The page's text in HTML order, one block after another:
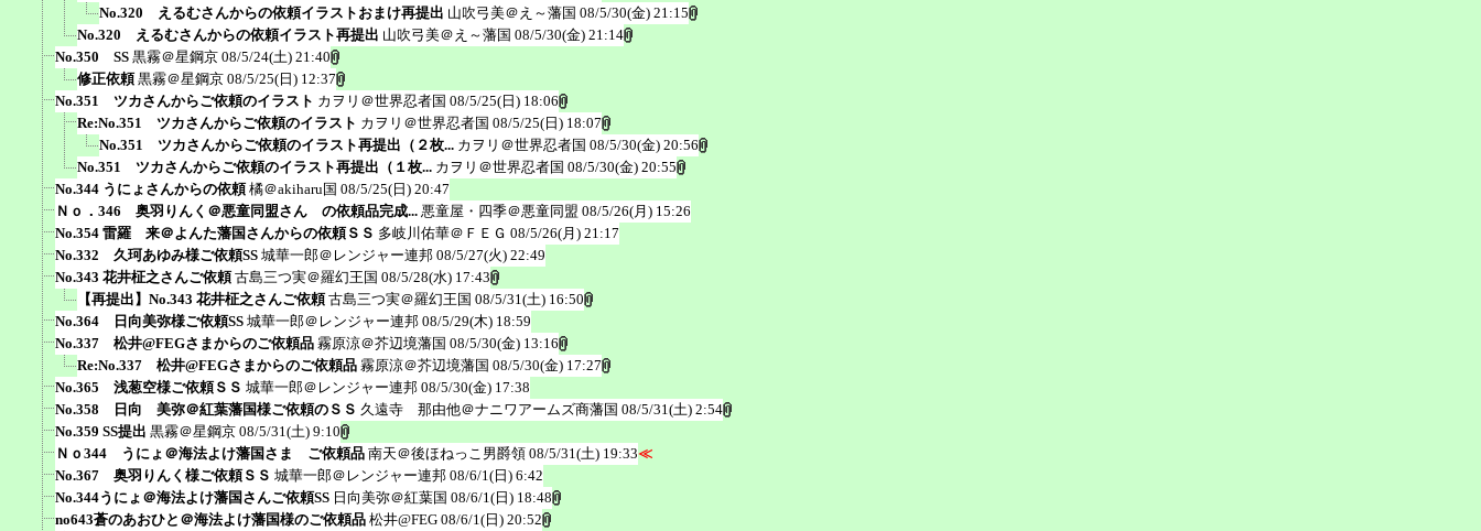
No.320 えるむさんからの依頼イラストおまけ再提出 山吹弓美＠え～藩国 08/5/30(金) 21:15
No.320 えるむさんからの依頼イラスト再提出 山吹弓美＠え～藩国 08/5/30(金) 21:14
No.350 SS 黒霧＠星鋼京 08/5/24(土) 21:40
修正依頼 黒霧＠星鋼京 08/5/25(日) 12:37
No.351 ツカさんからご依頼のイラスト カヲリ＠世界忍者国 08/5/25(日) 18:06
Re:No.351 ツカさんからご依頼のイラスト カヲリ＠世界忍者国 08/5/25(日) 18:07
No.351 ツカさんからご依頼のイラスト再提出（２枚... カヲリ＠世界忍者国 08/5/30(金) 20:56
No.351 ツカさんからご依頼のイラスト再提出（１枚... カヲリ＠世界忍者国 08/5/30(金) 20:55
No.344 うにょさんからの依頼 橘＠akiharu国 08/5/25(日) 20:47
Ｎｏ．346 奥羽りんく＠悪童同盟さん の依頼品完成... 悪童屋・四季＠悪童同盟 08/5/26(月) 15:26
No.354 雷羅 来＠よんた藩国さんからの依頼ＳＳ 多岐川佑華＠ＦＥＧ 08/5/26(月) 21:17
No.332 久珂あゆみ様ご依頼SS 城華一郎＠レンジャー連邦 08/5/27(火) 22:49
No.343 花井柾之さんご依頼 古島三つ実＠羅幻王国 08/5/28(水) 17:43
【再提出】No.343 花井柾之さんご依頼 古島三つ実＠羅幻王国 08/5/31(土) 16:50
No.364 日向美弥様ご依頼SS 城華一郎＠レンジャー連邦 08/5/29(木) 18:59
No.337 松井@FEGさまからのご依頼品 霧原涼＠芥辺境藩国 08/5/30(金) 13:16
Re:No.337 松井@FEGさまからのご依頼品 霧原涼＠芥辺境藩国 08/5/30(金) 17:27
No.365 浅葱空様ご依頼ＳＳ 城華一郎＠レンジャー連邦 08/5/30(金) 17:38
No.358 日向 美弥＠紅葉藩国様ご依頼のＳＳ 久遠寺 那由他＠ナニワアームズ商藩国 08/5/31(土) 2:54
No.359 SS提出 黒霧＠星鋼京 08/5/31(土) 9:10
Ｎｏ344 うにょ＠海法よけ藩国さま ご依頼品 南天＠後ほねっこ男爵領 08/5/31(土) 19:33≪
No.367 奥羽りんく様ご依頼ＳＳ 城華一郎＠レンジャー連邦 08/6/1(日) 6:42
No.344うにょ＠海法よけ藩国さんご依頼SS 日向美弥＠紅葉国 08/6/1(日) 18:48
no643蒼のあおひと＠海法よけ藩国様のご依頼品 松井@FEG 08/6/1(日) 20:52